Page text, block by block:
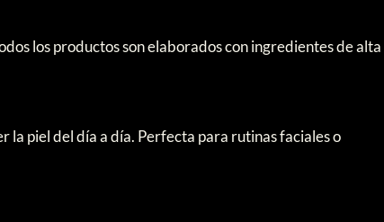
los productos son elaborados con ingredientes de alta
la piel del día a día. Perfecta para rutinas faciales o